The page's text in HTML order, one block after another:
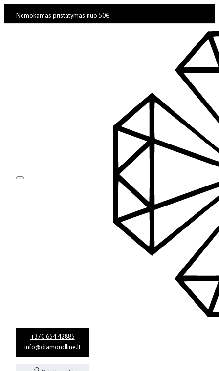
Nemokamas pristatymas nuo 50€
+370 654 42885
info@diamondline.lt